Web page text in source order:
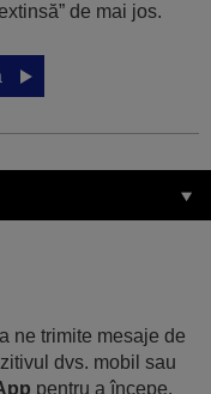
de mai jos.
ne trimite mesaje de
dvs. mobil sau
pentru a începe.